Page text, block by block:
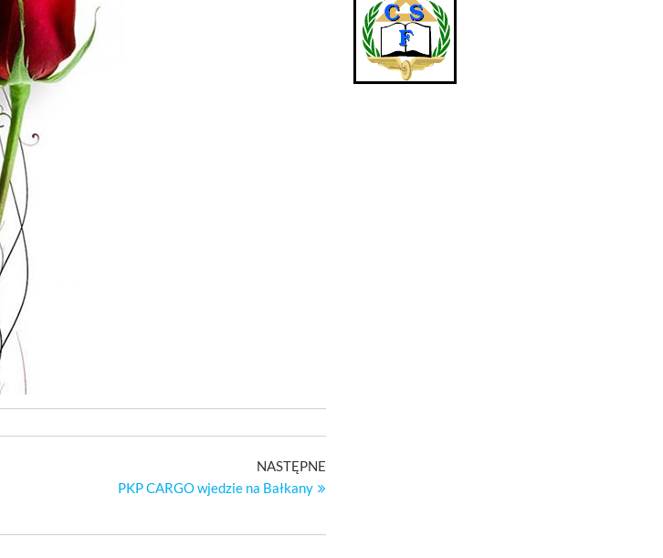
Następny
wpis
NASTĘPNE
PKP CARGO wjedzie na Bałkany